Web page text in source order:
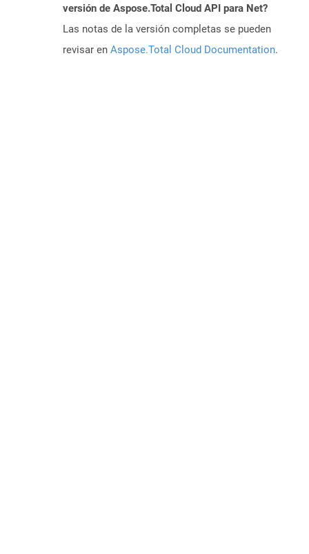
versión de Aspose.Total Cloud API para Net?
Las notas de la versión completas se pueden
revisar en Aspose.Total Cloud Documentation.